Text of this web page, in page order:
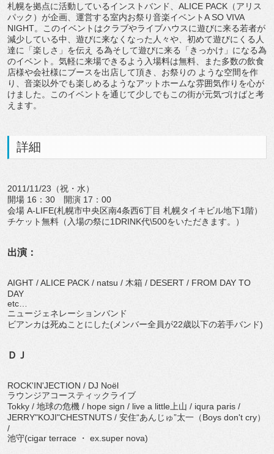
札幌を拠点に活動しているインストバンド、ALICE PACK（アリス
パック）が企画、運営する室内お祭り音楽イベントA SO VIVA
NIGHT。このイベントはクラブやライブハウスに遊びに来る若者が
減少している中、遊びに来なくなった人々や、初めて遊びにくる人
達に「楽しさ」を伝え る為そして遊びに来る「きっかけ」になる為
のイベント。気軽に来場できるよう入場料は無料、また多数の飲食
店様や会社様にブースを出店して頂き、お祭りの ような空間を作
り、音楽以外でも楽しめるようなアットホームな雰囲気作りを心が
けました。このイベントを通じて少しでもこの街が元気づけばと考
えます。
詳細
2011/11/23（祝・水）
開場 16：30 開演 17：00
会場 A-LIFE(札幌市中央区南4条西6丁目 札幌タイキビル地下1階）
チケット無料（入場の祭に1DRINK代\500をいただきます。）
出演：
AIGHT / ALICE PACK / natsu / 木箱 / DESERT / FROM DAY TO
DAY
etc…
ニュージェネレーションバンド
ビアンカは死ぬことにした(メンバー全員が22歳以下の若手バンド)
ＤＪ
ROCK'IN'JECTION / DJ Noёl
ラウンジアコースティックライブ
Tokky / 地球の危機 / hope sign / live a little上山 / iqura paris /
JERRY"KOJI"CHESTNUTS / 安住“あんじゅ”太一（Boys don't cry）
/
池守(cigar terrace ・ ex.super nova)